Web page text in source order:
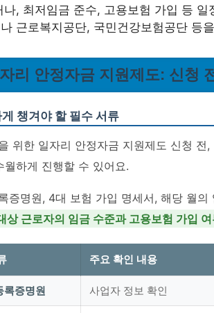
나, 최저임금 준수, 고용보험 가입 등
근로복지공단, 국민건강보험공단 등
리 안정자금 지원제도: 신청
챙겨야 할 필수 서류
위한 일자리 안정자금 지원제도 신청
월하게 진행할 수 있어요.
증명원, 4대 보험 가입 명세서, 해당 월
상 근로자의 임금 수준과 고용보험 가입
주요 확인 내용
록증명원 사업자 정보 확인